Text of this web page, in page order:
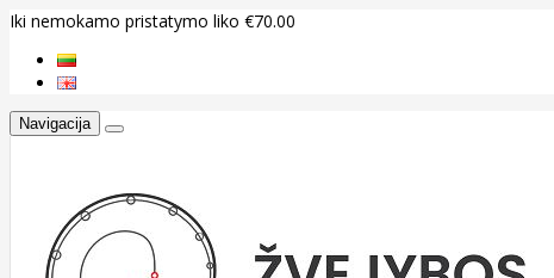
Iki nemokamo pristatymo liko €70.00
Navigacija